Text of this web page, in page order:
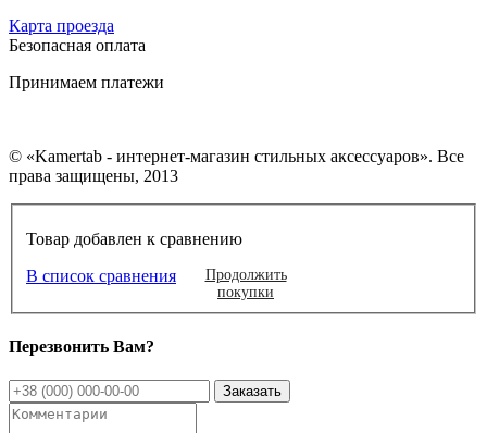
Карта проезда
Безопасная оплата
Принимаем платежи
© «Kamertab - интернет-магазин стильных аксессуаров». Все
права защищены, 2013
Товар добавлен к сравнению
В список сравнения
Продолжить
покупки
Перезвонить Вам?